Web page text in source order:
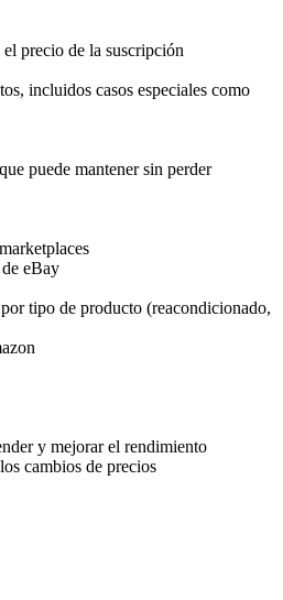
precio de la suscripción
incluidos casos especiales como
puede mantener sin perder
eBay
tipo de producto (reacondicionado,
y mejorar el rendimiento
cambios de precios